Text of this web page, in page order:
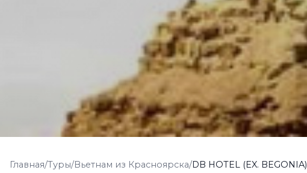
Главная/Туры/Вьетнам из Красноярска/DB HOTEL (EX. BEGONIA)